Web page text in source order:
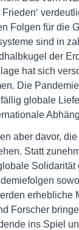
Folgen für die
sind in
der
hat sich
Die
globale
aber davor,
Statt
Solidarität
erhebliche
Forscher
ins Spiel